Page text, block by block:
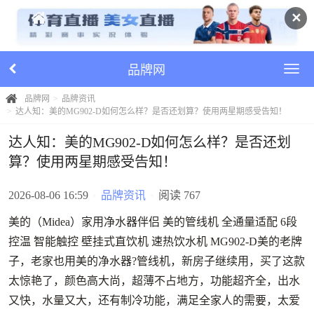
✕
品牌网
品牌网
品牌资讯
达人知：美的MG902-D如何怎么样？是否还划算？使用两星期感受告知！
达人知：美的MG902-D如何怎么样？是否还划
算？使用两星期感受告知！
2026-08-06 16:59 品牌资讯 阅读 767
美的（Midea）家用净水器伴侣 美的管线机 全通量适配 6段
控温 智能触控 壁挂式直饮机 速热饮水机 MG902-D美的老牌
子，老家也用美的净水器?管线机，新房子继续用，买了这款
太惊艳了，颜色高大尚，超薄不占地方，功能超齐全，出水
又快，水量又大，还有制冷功能，满足全家人的需要，太爱